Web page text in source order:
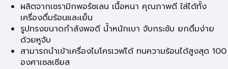
ผลิตจากเซรามิกพอร์ซเลน เนื้อหนา คุณภาพดี ใส่ได้ทั้ง
เครื่องดื่มร้อนและเย็น
รูปทรงขนาดกำลังพอดี น้ำหนักเบา จับกระชับ ยกดื่มง่าย
ด้วยหูจับ
สามารถนำเข้าเครื่องไมโครเวฟได้ ทนความร้อนได้สูงสุด 100
องศาเซลเซียส